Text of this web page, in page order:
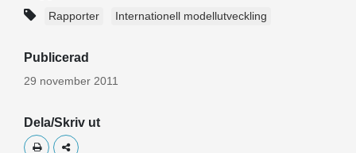
Rapporter Internationell modellutveckling
Publicerad
29 november 2011
Dela/Skriv ut
Skriv utDela